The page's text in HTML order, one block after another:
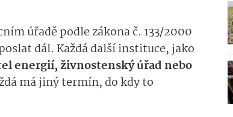
úřadě podle zákona č. 133/2000
dál. Každá další instituce, jako
energií, živnostenský úřad nebo
má jiný termín, do kdy to